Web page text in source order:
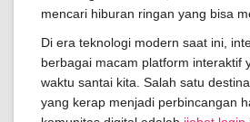
mencari hiburan ringan yang bisa
Di era teknologi modern saat ini,
berbagai macam platform interaktif
waktu santai kita. Salah satu
yang kerap menjadi perbincangan